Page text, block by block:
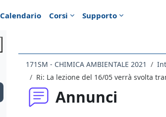
Calendario Corsi Supporto
171SM - CHIMICA AMBIENTALE 2021
Ri: La lezione del 16/05 verrà svolta
Annunci